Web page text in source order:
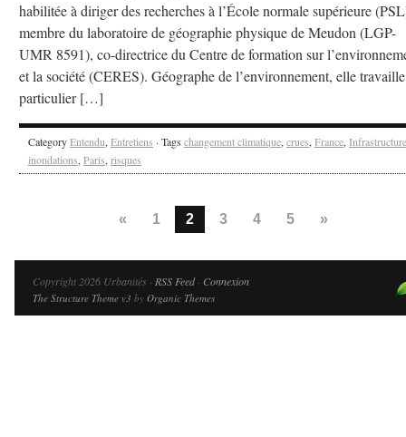
habilitée à diriger des recherches à l’École normale supérieure
membre du laboratoire de géographie physique de Meudon (LGP-
UMR 8591), co-directrice du Centre de formation sur
et la société (CERES). Géographe de l’environnement, elle
particulier […]
CategoryEntendu, Entretiens · Tags changement climatique, crues, France,
inondations, Paris, risques
« 1 2 3 4 5 »
Copyright 2026 Urbanités · RSS Feed· Connexion
The Structure Theme v3 by Organic Themes